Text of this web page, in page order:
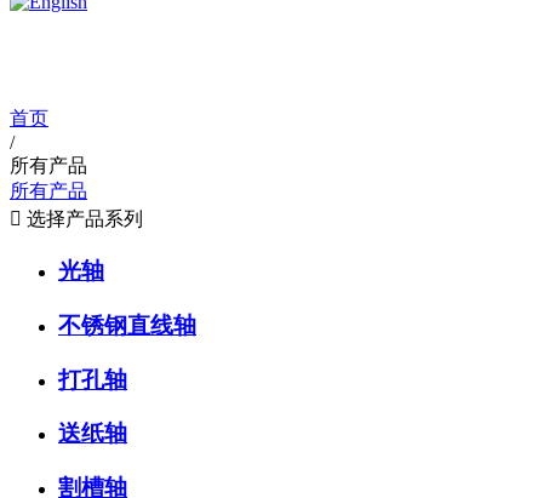
首页
/
所有产品
所有产品
 选择产品系列
光轴
不锈钢直线轴
打孔轴
送纸轴
割槽轴